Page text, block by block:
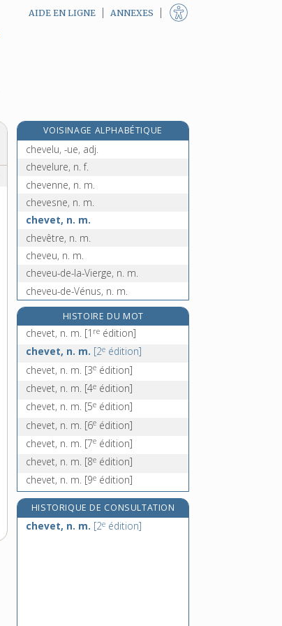
AIDE EN LIGNE ANNEXES
VOISINAGE ALPHABÉTIQUE
chevelé, -ée, adj.
chevelu, -ue, adj.
chevelure, n. f.
chevenne, n. m.
chevesne, n. m.
chevet, n. m.
chevêtre, n. m.
cheveu, n. m.
cheveu-de-la-Vierge, n. m.
cheveu-de-Vénus, n. m.
chevillard, n. m.
cheville, n. f.
cheviotte, n. f.
HISTOIRE DU MOT
chevet, n. m. [1 re édition]
chevet, n. m. [2e édition]
chevet, n. m. [3e édition]
chevet, n. m. [4e édition]
chevet, n. m. [5e édition]
chevet, n. m. [6e édition]
chevet, n. m. [7e édition]
chevet, n. m. [8e édition]
chevet, n. m. [9e édition]
HISTORIQUE DE CONSULTATION
chevet, n. m. [2e édition]